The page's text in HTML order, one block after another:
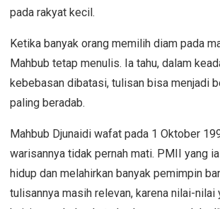
pada rakyat kecil.
Ketika banyak orang memilih diam pada
Mahbub tetap menulis. Ia tahu, dalam
kebebasan dibatasi, tulisan bisa menjadi
paling beradab.
Mahbub Djunaidi wafat pada 1 Oktober
warisannya tidak pernah mati. PMII yang
hidup dan melahirkan banyak pemimpin
tulisannya masih relevan, karena nilai-nilai